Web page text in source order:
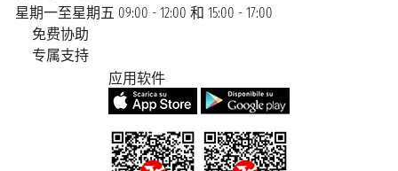
星期一至星期五 09:00 - 12:00 和 15:00 - 17:00
免费协助
专属支持
应用软件